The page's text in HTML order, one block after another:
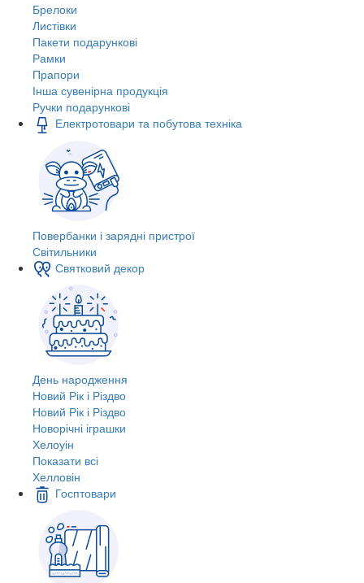
Брелоки
Листівки
Пакети подарункові
Рамки
Прапори
Інша сувенірна продукція
Ручки подарункові
Електротовари та побутова техніка
Повербанки і зарядні пристрої
Світильники
Святковий декор
День народження
Новий Рік і Різдво
Новий Рік і Різдво
Новорічні іграшки
Хелоуін
Показати всі
Хелловін
Госптовари